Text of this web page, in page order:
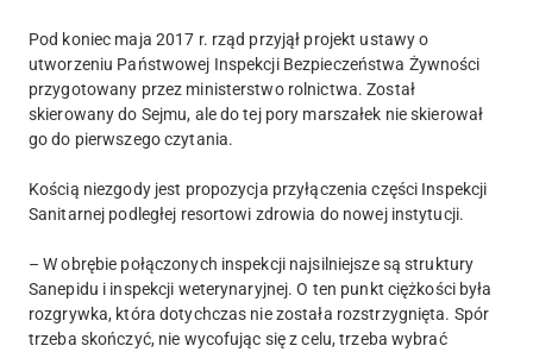
Pod koniec maja 2017 r. rząd przyjął projekt ustawy o
utworzeniu Państwowej Inspekcji Bezpieczeństwa Żywności
przygotowany przez ministerstwo rolnictwa. Został
skierowany do Sejmu, ale do tej pory marszałek nie skierował
go do pierwszego czytania.
Kością niezgody jest propozycja przyłączenia części Inspekcji
Sanitarnej podległej resortowi zdrowia do nowej instytucji.
– W obrębie połączonych inspekcji najsilniejsze są struktury
Sanepidu i inspekcji weterynaryjnej. O ten punkt ciężkości była
rozgrywka, która dotychczas nie została rozstrzygnięta. Spór
trzeba skończyć, nie wycofując się z celu, trzeba wybrać